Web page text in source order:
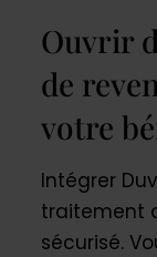
Ouvrir
de
votre
Intégrer
traitement
sécurisé.